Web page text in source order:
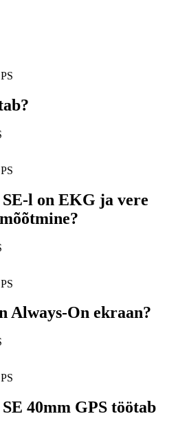
l on EKG ja vere
Always-On ekraan?
40mm GPS töötab